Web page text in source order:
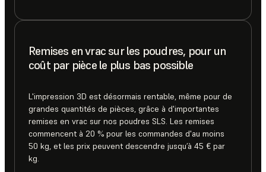
Remises en vrac sur les poudres, pour un
coût par pièce le plus bas possible
L'impression 3D est désormais rentable, même pour de
grandes quantités de pièces, grâce à d'importantes
remises en vrac sur nos poudres SLS. Les remises
commencent à 20 % pour les commandes d'au moins
50 kg, et les prix peuvent descendre jusqu’à 45 € par
kg.